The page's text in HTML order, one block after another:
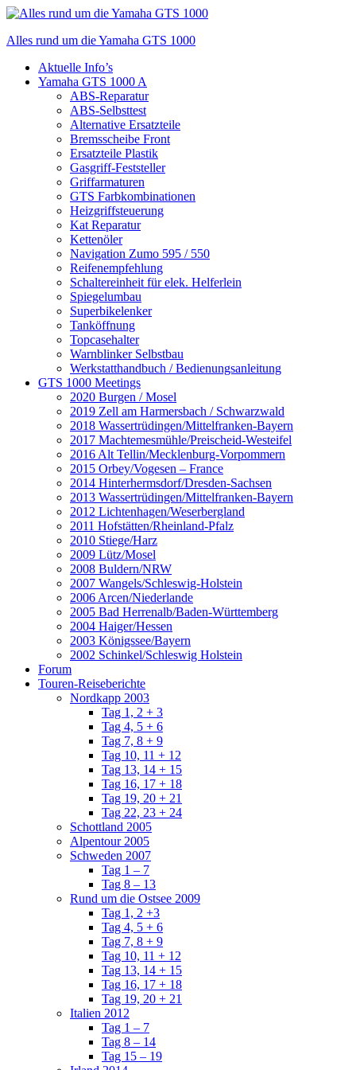
Zum
springen
Alles rund um die Yamaha GTS 1000
Menü
Aktuelle Info’s
Yamaha GTS 1000 A
ABS-Reparatur
ABS-Selbsttest
Alternative Ersatzteile
Bremsscheibe Front
Ersatzteile Plastik
Gasgriff-Feststeller
Griffarmaturen
GTS Farbkombinationen
Heizgriffsteuerung
Kat Reparatur
Kettenöler
Navigation Zumo 595 / 550
Reifenempfehlung
Schaltereinheit für elek. Helferlein
Spiegelumbau
Superbikelenker
Tanköffnung
Topcasehalter
Warnblinker Selbstbau
Werkstatthandbuch / Bedienungsanleitung
GTS 1000 Meetings
2020 Burgen / Mosel
2019 Zell am Harmersbach / Schwarzwald
2018 Wassertrüdingen/Mittelfranken-Bayern
2017 Machtemesmühle/Preischeid-Westeifel
2016 Alt Tellin/Mecklenburg-Vorpommern
2015 Orbey/Vogesen – France
2014 Hinterhermsdorf/Dresden-Sachsen
2013 Wassertrüdingen/Mittelfranken-Bayern
2012 Lichtenhagen/Weserbergland
2011 Hofstätten/Rheinland-Pfalz
2010 Stiege/Harz
2009 Lütz/Mosel
2008 Buldern/NRW
2007 Wangels/Schleswig-Holstein
2006 Arcen/Niederlande
2005 Bad Herrenalb/Baden-Württemberg
2004 Haiger/Hessen
2003 Königssee/Bayern
2002 Schinkel/Schleswig Holstein
Forum
Touren-Reiseberichte
Nordkapp 2003
Tag 1, 2 + 3
Tag 4, 5 + 6
Tag 7, 8 + 9
Tag 10, 11 + 12
Tag 13, 14 + 15
Tag 16, 17 + 18
Tag 19, 20 + 21
Tag 22, 23 + 24
Schottland 2005
Alpentour 2005
Schweden 2007
Tag 1 – 7
Tag 8 – 13
Rund um die Ostsee 2009
Tag 1, 2 +3
Tag 4, 5 + 6
Tag 7, 8 + 9
Tag 10, 11 + 12
Tag 13, 14 + 15
Tag 16, 17 + 18
Tag 19, 20 + 21
Italien 2012
Tag 1 – 7
Tag 8 – 14
Tag 15 – 19